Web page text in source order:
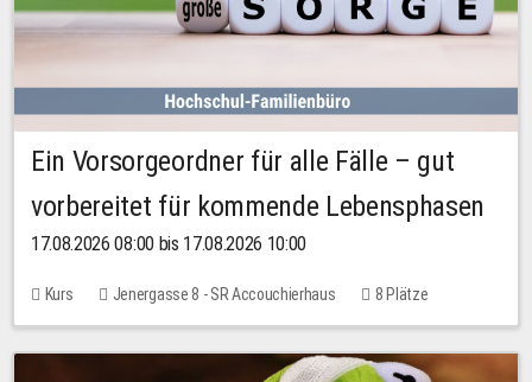
Ein Vorsorgeordner für alle Fälle – gut
vorbereitet für kommende Lebensphasen
17.08.2026 08:00 bis 17.08.2026 10:00
Kurs Jenergasse 8 - SR Accouchierhaus 8 Plätze